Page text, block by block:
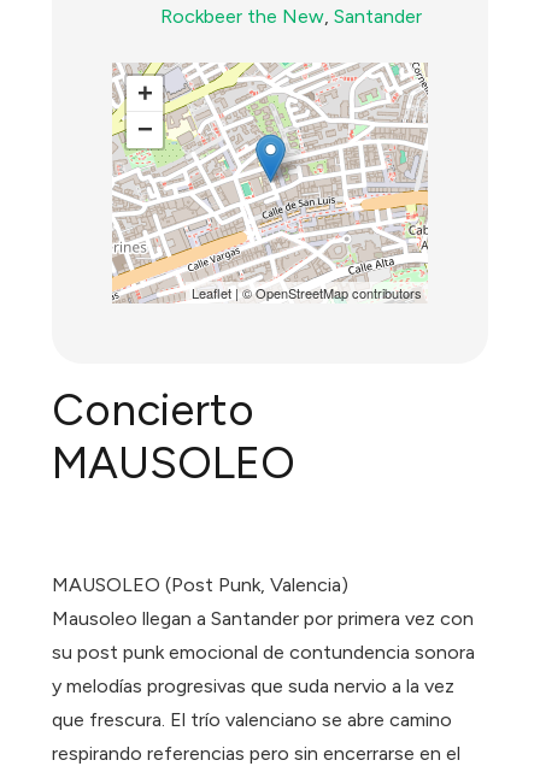
Rockbeer the New ,Santander
+
−
Leaflet| ©OpenStreetMapcontributors
Concierto
MAUSOLEO
MAUSOLEO (Post Punk, Valencia)
Mausoleo llegan a Santander por primera vez con
su post punk emocional de contundencia sonora
y melodías progresivas que suda nervio a la vez
que frescura. El trío valenciano se abre camino
respirando referencias pero sin encerrarse en el